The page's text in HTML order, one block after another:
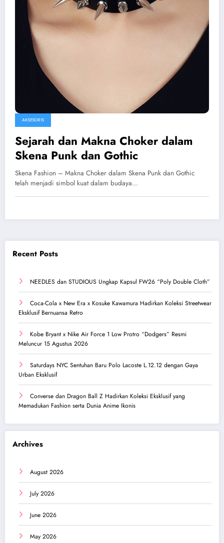
AKSESORIS
Sejarah dan Makna Choker dalam
Skena Punk dan Gothic
Skena Fashion – Makna Choker dalam Skena Punk dan Gothic
telah menjadi simbol kuat dalam budaya…
Recent Posts
NEEDLES dan STUDIOUS Ungkap Kapsul FW26 “Poly Double Cloth”
Coca-Cola x New Era x Kosuke Kawamura Hadirkan Koleksi Streetwear
Eksklusif Bernuansa Retro
Kobe Bryant x Nike Air Force 1 Low Protro “Dodgers” Resmi
Meluncur 15 Agustus 2026
Saturdays NYC Sentuhan Baru Polo Lacoste L.12.12 dengan Gaya
Urban Eksklusif
Converse dan Dragon Ball Z Hadirkan Koleksi Eksklusif yang
Memadukan Fashion serta Dunia Anime Ikonis
Archives
August 2026
July 2026
June 2026
May 2026